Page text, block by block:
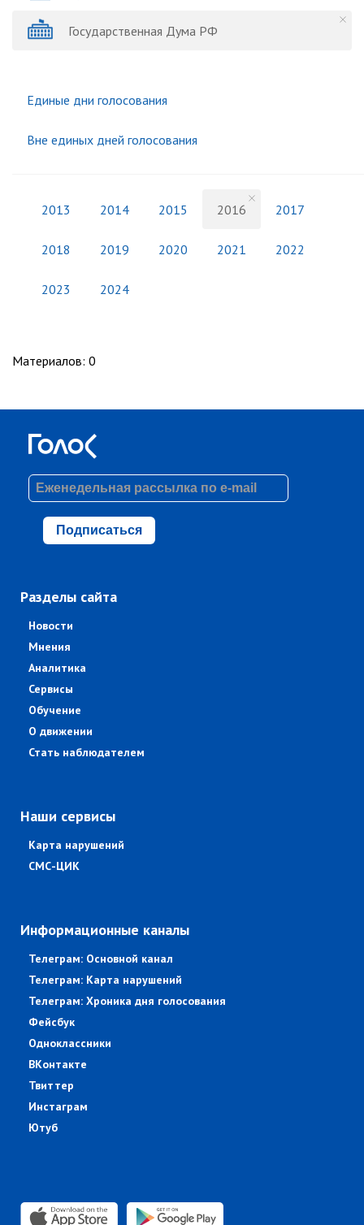
Государственная Дума РФ
Единые дни голосования
Вне единых дней голосования
2013 2014 2015 2016 2017
2018 2019 2020 2021 2022
2023 2024
Материалов: 0
Подписаться
Разделы сайта
Новости
Мнения
Аналитика
Сервисы
Обучение
О движении
Стать наблюдателем
Наши сервисы
Карта нарушений
СМС-ЦИК
Информационные каналы
Телеграм: Основной канал
Телеграм: Карта нарушений
Телеграм: Хроника дня голосования
Фейсбук
Одноклассники
ВКонтакте
Твиттер
Инстаграм
Ютуб